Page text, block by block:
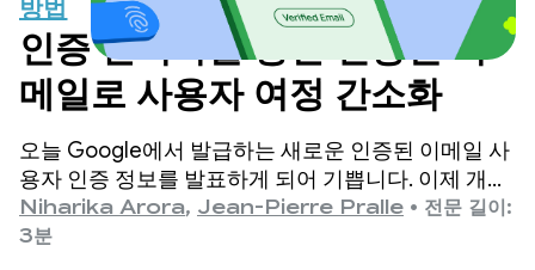
방법
인증 관리자를 통한 인증된 이
메일로 사용자 여정 간소화
오늘 Google에서 발급하는 새로운 인증된 이메일 사
용자 인증 정보를 발표하게 되어 기쁩니다. 이제 개발
자는 Android의 인증 관리자 디지털 사용자 인증 정
보 API에서 직접 이 사용자 인증 정보를 가져올 수 있
Niharika Arora, Jean-Pierre Pralle • 전문 길이:
3분